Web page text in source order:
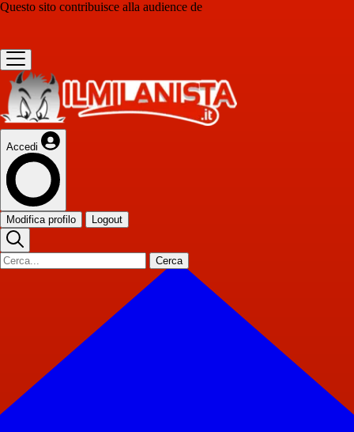
Questo sito contribuisce alla audience de
Accedi
Modifica profilo Logout
Cerca